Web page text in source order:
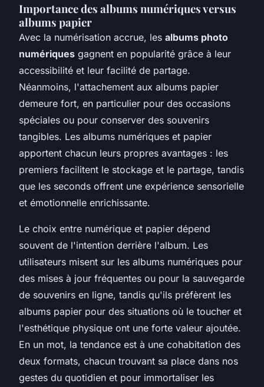
Importance des albums numériques versus
albums papier
Avec la numérisation accrue, les albums photo
numériques gagnent en popularité grâce à leur
accessibilité et leur facilité de partage.
Néanmoins, l'attachement aux albums papier
demeure fort, en particulier pour des occasions
spéciales ou pour conserver des souvenirs
tangibles. Les albums numériques et papier
apportent chacun leurs propres avantages : les
premiers facilitent le stockage et le partage, tandis
que les seconds offrent une expérience sensorielle
et émotionnelle enrichissante.
Le choix entre numérique et papier dépend
souvent de l'intention derrière l'album. Les
utilisateurs misent sur les albums numériques pour
des mises à jour fréquentes ou pour la sauvegarde
de souvenirs en ligne, tandis qu'ils préfèrent les
albums papier pour des situations où le toucher et
l'esthétique physique ont une forte valeur ajoutée.
En un mot, la tendance est à une cohabitation des
deux formats, chacun trouvant sa place dans nos
gestes du quotidien et pour immortaliser les